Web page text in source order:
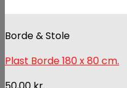
Borde & Stole
Plast Borde 180 x 80 cm.